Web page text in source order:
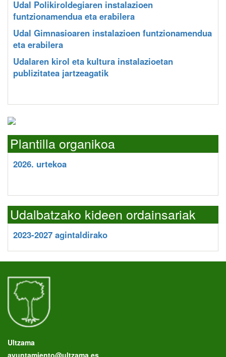
Udal Polikiroldegiaren instalazioen
funtzionamendua eta erabilera
Udal Gimnasioaren instalazioen funtzionamendua
eta erabilera
Udalaren kirol eta kultura instalazioetan
publizitatea jartzeagatik
Plantilla organikoa
2026. urtekoa
Udalbatzako kideen ordainsariak
2023-2027 agintaldirako
Ultzama